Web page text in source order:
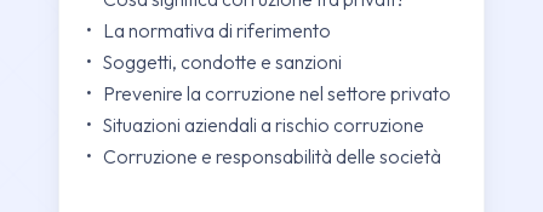
• La normativa di riferimento
• Soggetti, condotte e sanzioni
• Prevenire la corruzione nel settore privato
• Situazioni aziendali a rischio corruzione
• Corruzione e responsabilità delle società